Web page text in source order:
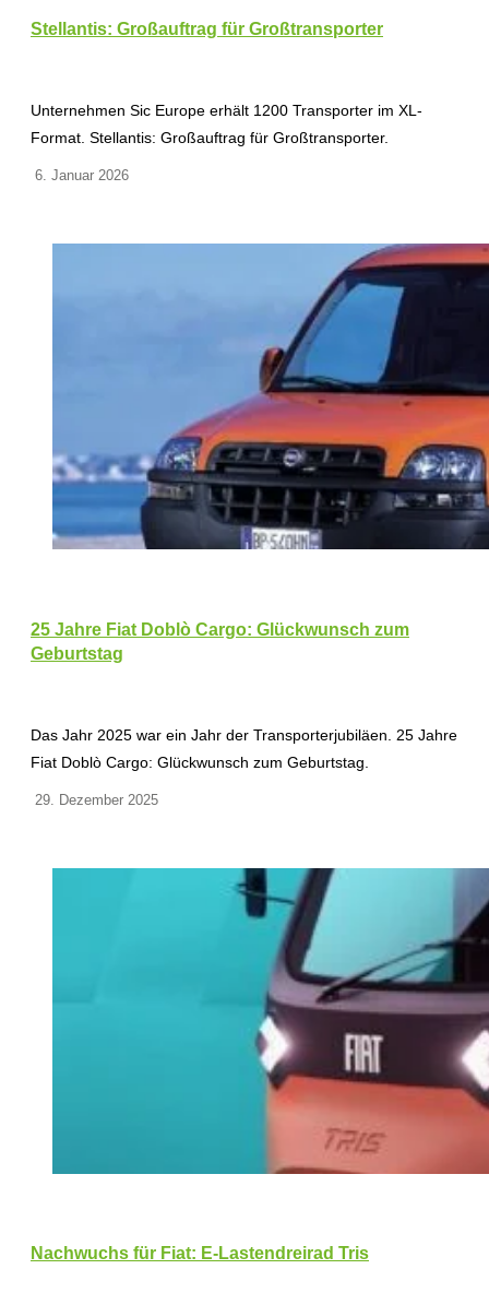
Stellantis: Großauftrag für Großtransporter
Unternehmen Sic Europe erhält 1200 Transporter im XL-
Format. Stellantis: Großauftrag für Großtransporter.
6. Januar 2026
25 Jahre Fiat Doblò Cargo: Glückwunsch zum
Geburtstag
Das Jahr 2025 war ein Jahr der Transporterjubiläen. 25 Jahre
Fiat Doblò Cargo: Glückwunsch zum Geburtstag.
29. Dezember 2025
Nachwuchs für Fiat: E-Lastendreirad Tris